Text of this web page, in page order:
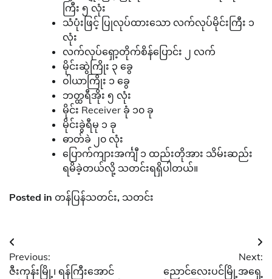
ကြီး ၅ လုံး
သံပုံးဖြင့် ပြုလုပ်ထားသော လက်လုပ်မိုင်းကြီး ၁
လုံး
လက်လုပ်ရှော့တိုက်စိန်ပြောင်း ၂ လက်
မိုင်းဆွဲကြိုး ၃ ခွေ
ဝါယာကြိုး ၁ ခွေ
ဘတ္ထရီအိုး ၅ လုံး
မိုင်း Receiver ခုံ ၁၀ ခု
မိုင်းခွဲရီမု ၁ ခု
ဓာတ်ခဲ ၂၀ လုံး
ပြောက်ကျားအင်္ကျီ ၁ ထည်းတိုအား သိမ်းဆည်း
ရမိခဲ့တယ်လို့ သတင်းရရှိပါတယ်။
Posted in တန်ပြန်သတင်း, သတင်း
Post
navigation
Previous:
ဇီးကုန်းမြို့၊ ရန်ကြီးအောင်
Next:
ညောင်လေးပင်မြို့အရှေ့